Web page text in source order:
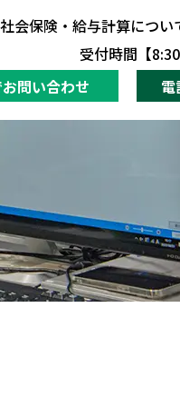
社会保険・給与計算につい
受付時間【
問い合わせ
社会保険・給与計算について